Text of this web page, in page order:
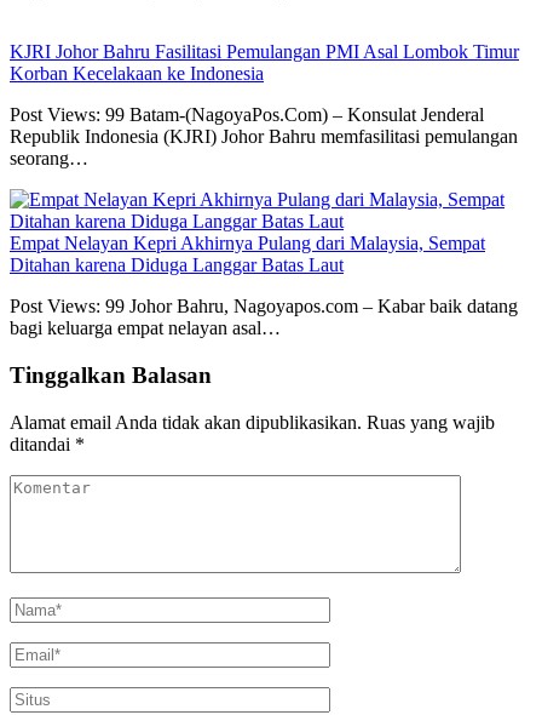
KJRI Johor Bahru Fasilitasi Pemulangan PMI Asal Lombok Timur
Korban Kecelakaan ke Indonesia
Post Views: 99 Batam-(NagoyaPos.Com) – Konsulat Jenderal
Republik Indonesia (KJRI) Johor Bahru memfasilitasi pemulangan
seorang…
Empat Nelayan Kepri Akhirnya Pulang dari Malaysia, Sempat
Ditahan karena Diduga Langgar Batas Laut
Post Views: 99 Johor Bahru, Nagoyapos.com – Kabar baik datang
bagi keluarga empat nelayan asal…
Tinggalkan Balasan
Alamat email Anda tidak akan dipublikasikan. Ruas yang wajib
ditandai *